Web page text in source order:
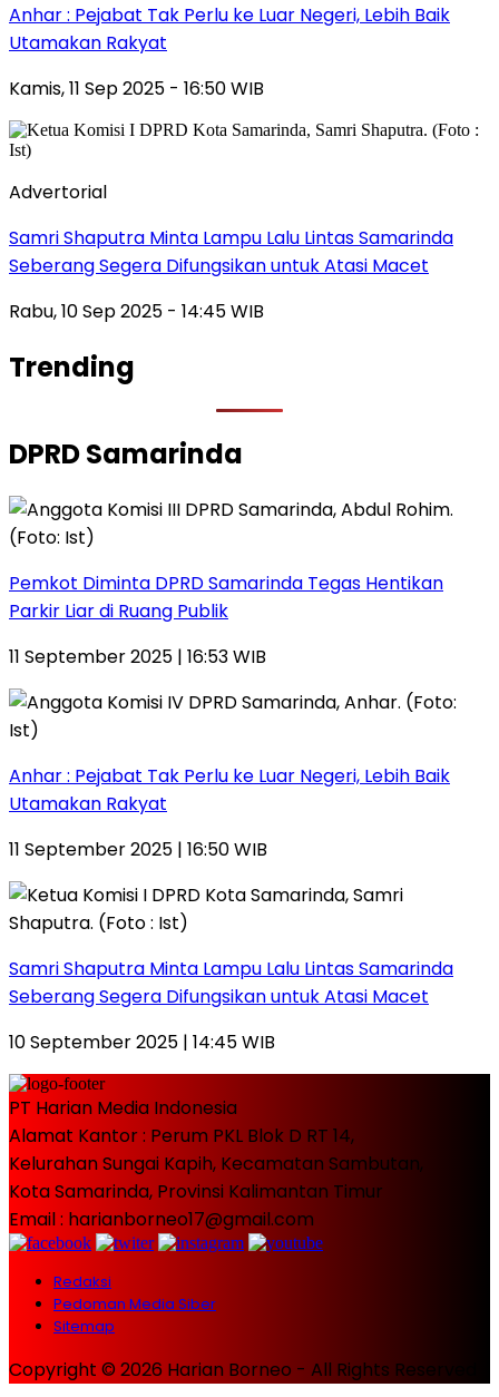
Anhar : Pejabat Tak Perlu ke Luar Negeri, Lebih Baik
Utamakan Rakyat
Kamis, 11 Sep 2025 - 16:50 WIB
Advertorial
Samri Shaputra Minta Lampu Lalu Lintas Samarinda
Seberang Segera Difungsikan untuk Atasi Macet
Rabu, 10 Sep 2025 - 14:45 WIB
Trending
DPRD Samarinda
Pemkot Diminta DPRD Samarinda Tegas Hentikan
Parkir Liar di Ruang Publik
11 September 2025 | 16:53 WIB
Anhar : Pejabat Tak Perlu ke Luar Negeri, Lebih Baik
Utamakan Rakyat
11 September 2025 | 16:50 WIB
Samri Shaputra Minta Lampu Lalu Lintas Samarinda
Seberang Segera Difungsikan untuk Atasi Macet
10 September 2025 | 14:45 WIB
PT Harian Media Indonesia
Alamat Kantor : Perum PKL Blok D RT 14,
Kelurahan Sungai Kapih, Kecamatan Sambutan,
Kota Samarinda, Provinsi Kalimantan Timur
Email : harianborneo17@gmail.com
Redaksi
Pedoman Media Siber
Sitemap
Copyright © 2026 Harian Borneo - All Rights Reserved